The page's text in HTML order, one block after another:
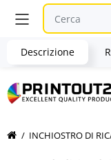
INCHIOSTRO DI
Descrizione